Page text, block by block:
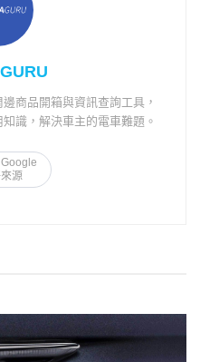
商品開箱與資訊查詢工具，
識，解決車主的電車難題。
源